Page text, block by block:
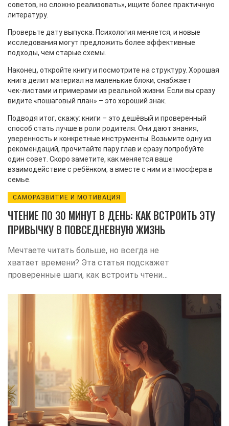
советов, но сложно реализовать», ищите более практичную
литературу.
Проверьте дату выпуска. Психология меняется, и новые
исследования могут предложить более эффективные
подходы, чем старые схемы.
Наконец, откройте книгу и посмотрите на структуру. Хорошая
книга делит материал на маленькие блоки, снабжает
чек‑листами и примерами из реальной жизни. Если вы сразу
видите «пошаговый план» – это хороший знак.
Подводя итог, скажу: книги – это дешёвый и проверенный
способ стать лучше в роли родителя. Они дают знания,
уверенность и конкретные инструменты. Возьмите одну из
рекомендаций, прочитайте пару глав и сразу попробуйте
один совет. Скоро заметите, как меняется ваше
взаимодействие с ребёнком, а вместе с ним и атмосфера в
семье.
САМОРАЗВИТИЕ И МОТИВАЦИЯ
ЧТЕНИЕ ПО 30 МИНУТ В ДЕНЬ: КАК ВСТРОИТЬ ЭТУ
ПРИВЫЧКУ В ПОВСЕДНЕВНУЮ ЖИЗНЬ
Мечтаете читать больше, но всегда не
хватает времени? Эта статья подскажет
проверенные шаги, как встроить чтение
плотный график. Приведём
неожиданные психологические приёмы,
расскажем, как свести усилия к
минимуму и держать мотивацию
высокого уровня. Всё по делу, ведущийся
на реальных наблюдениях и
исследованиях. Будет полезно как
новичкам, так и опытным книголюбам.